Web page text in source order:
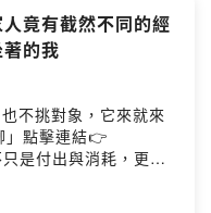
by Firstory
己的秘密，即使是親
知的令外一面。這次
，支持節目：
join留言告訴我你對
講述的故事，也十分
色貓叫聲”－
前往觀賞訂閱；本頻
竟有截然不同的經
的我
不挑對象，它來就來
」點擊連結👉
是付出與消耗，更是
大家好我是飛馬，